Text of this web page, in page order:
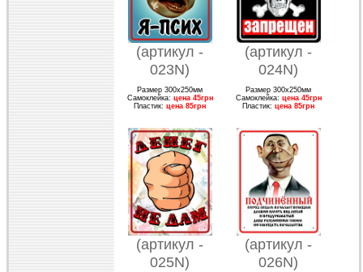
(артикул -
023N)
Размер 300х250мм
Самоклейка: цена 45грн
Пластик:цена 85грн
(артикул -
024N)
Размер 300х250мм
Самоклейка: цена 45грн
Пластик:цена 85грн
(артикул -
025N)
(артикул -
026N)